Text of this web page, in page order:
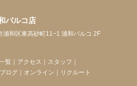
パルコ店
和区東高砂町11−1 浦和パルコ 2F
覧 ｜ アクセス ｜ スタッフ ｜
ブログ ｜ オンライン ｜ リクルート